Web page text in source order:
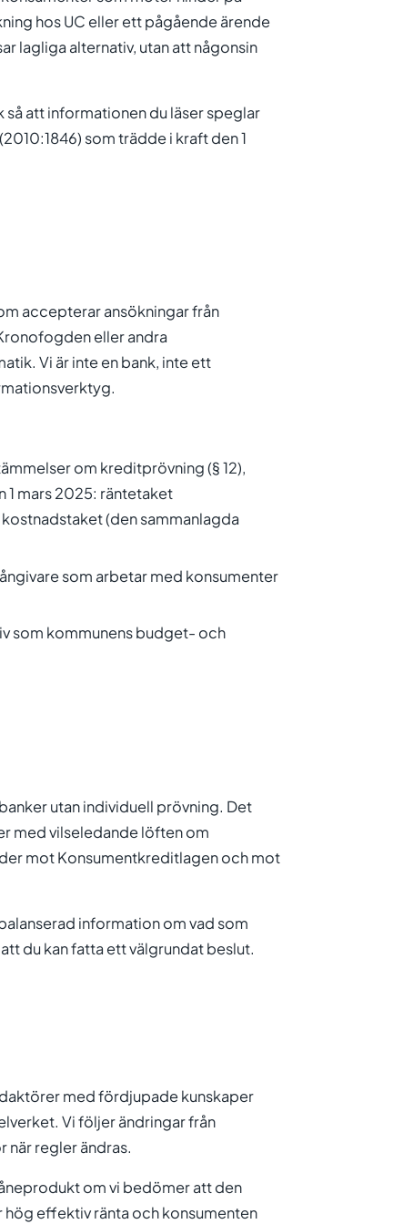
hos UC eller ett pågående ärende
lagliga alternativ, utan att någonsin
att informationen du läser speglar
som trädde i kraft den 1
accepterar ansökningar från
eller andra
Vi är inte en bank, inte ett
om kreditprövning (§ 12),
1 mars 2025: räntetaket
(den sammanlagda
som arbetar med konsumenter
som kommunens budget- och
utan individuell prövning. Det
med vilseledande löften om
mot Konsumentkreditlagen och mot
information om vad som
du kan fatta ett välgrundat beslut.
med fördjupade kunskaper
Vi följer ändringar från
när regler ändras.
om vi bedömer att den
effektiv ränta och konsumenten